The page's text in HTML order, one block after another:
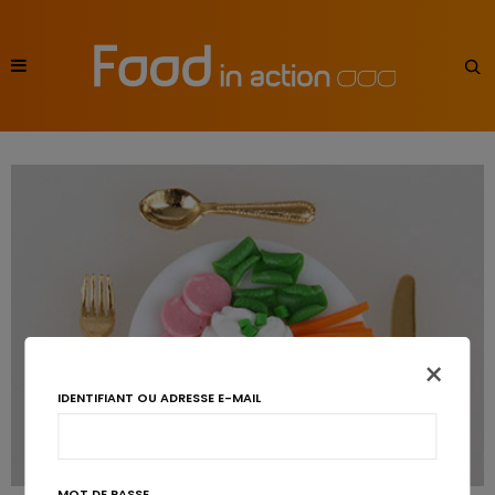
×
IDENTIFIANT OU ADRESSE E-MAIL